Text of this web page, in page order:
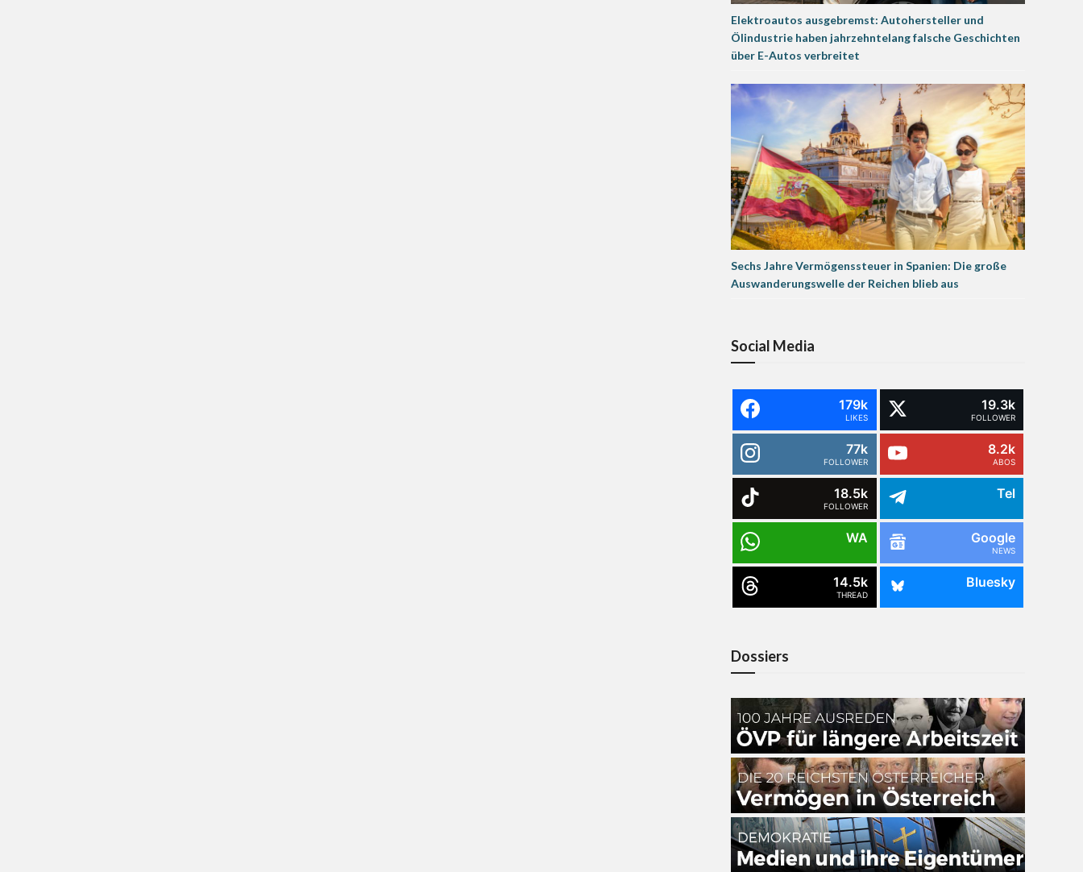
Elektroautos ausgebremst: Autohersteller und
Ölindustrie haben jahrzehntelang falsche Geschichten
über E-Autos verbreitet
Sechs Jahre Vermögenssteuer in Spanien: Die große
Auswanderungswelle der Reichen blieb aus
Social Media
179k
LIKES
19.3k
FOLLOWER
77k
FOLLOWER
8.2k
ABOS
18.5k
FOLLOWER
Tel
WA Google
NEWS
14.5k
THREAD
Bluesky
Dossiers